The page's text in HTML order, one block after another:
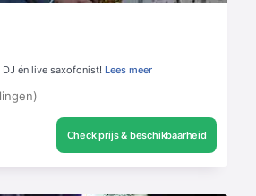
én live saxofonist! Lees meer
Check prijs & beschikbaarheid